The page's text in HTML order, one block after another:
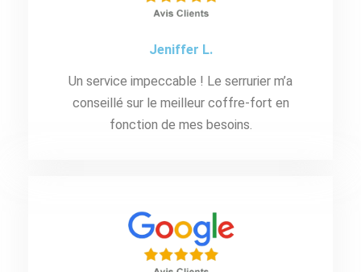
Jeniffer L.
Un service impeccable ! Le serrurier m’a
conseillé sur le meilleur coffre-fort en
fonction de mes besoins.